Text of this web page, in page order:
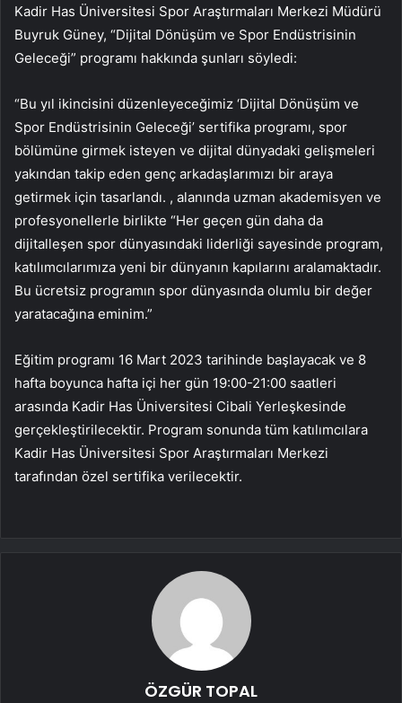
Kadir Has Üniversitesi Spor Araştırmaları Merkezi Müdürü
Buyruk Güney, “Dijital Dönüşüm ve Spor Endüstrisinin
Geleceği” programı hakkında şunları söyledi:
“Bu yıl ikincisini düzenleyeceğimiz ‘Dijital Dönüşüm ve
Spor Endüstrisinin Geleceği’ sertifika programı, spor
bölümüne girmek isteyen ve dijital dünyadaki gelişmeleri
yakından takip eden genç arkadaşlarımızı bir araya
getirmek için tasarlandı. , alanında uzman akademisyen ve
profesyonellerle birlikte “Her geçen gün daha da
dijitalleşen spor dünyasındaki liderliği sayesinde program,
katılımcılarımıza yeni bir dünyanın kapılarını aralamaktadır.
Bu ücretsiz programın spor dünyasında olumlu bir değer
yaratacağına eminim.”
Eğitim programı 16 Mart 2023 tarihinde başlayacak ve 8
hafta boyunca hafta içi her gün 19:00-21:00 saatleri
arasında Kadir Has Üniversitesi Cibali Yerleşkesinde
gerçekleştirilecektir. Program sonunda tüm katılımcılara
Kadir Has Üniversitesi Spor Araştırmaları Merkezi
tarafından özel sertifika verilecektir.
ÖZGÜR TOPAL